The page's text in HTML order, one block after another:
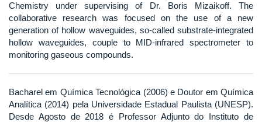
Chemistry under supervising of Dr. Boris Mizaikoff. The
collaborative research was focused on the use of a new
generation of hollow waveguides, so-called substrate-integrated
hollow waveguides, couple to MID-infrared spectrometer to
monitoring gaseous compounds.
Bacharel em Química Tecnológica (2006) e Doutor em Química
Analítica (2014) pela Universidade Estadual Paulista (UNESP).
Desde Agosto de 2018 é Professor Adjunto do Instituto de